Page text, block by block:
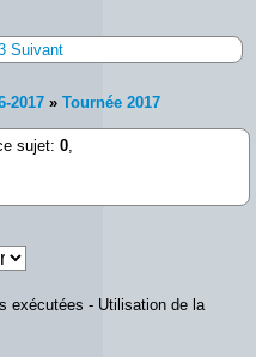
Suivant
2017 » Tournée 2017
sujet: 0,
exécutées - Utilisation de la